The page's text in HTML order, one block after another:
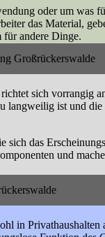
oder um was
das Material,
für andere Dinge.
Großrückerswalde
sich vorrangig
langweilig ist und
sich das
und
in